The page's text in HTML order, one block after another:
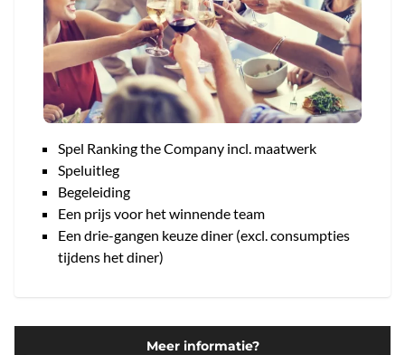
Spel Ranking the Company incl. maatwerk
Speluitleg
Begeleiding
Een prijs voor het winnende team
Een drie-gangen keuze diner (excl. consumpties
tijdens het diner)
Meer informatie?